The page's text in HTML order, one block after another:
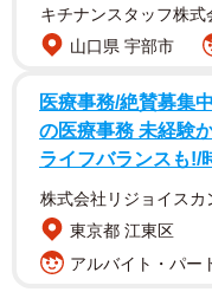
現在婚活している独身者の
「婚活中に感じる負荷
キチナンスタッフ株式
山口県 宇部市
医療事務/絶賛募集
の医療事務 未経験
ライフバランスも!/
株式会社リジョイスカ
東京都 江東区
アルバイト・パー